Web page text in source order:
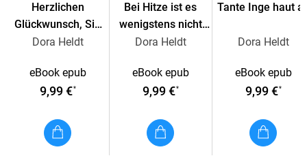
Herzlichen
Glückwunsch, Sie
haben gewonnen!
Dora Heldt
eBook epub
9,99 €*
Bei Hitze ist es
wenigstens nicht
kalt
Dora Heldt
eBook epub
9,99 €*
Tante Inge haut
Dora Heldt
eBook epub
9,99 €*